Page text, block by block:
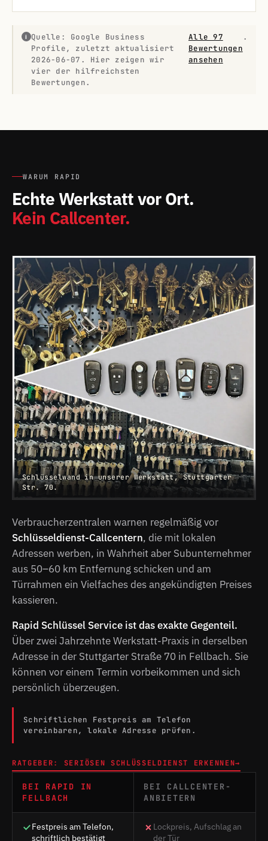
i
Quelle: Google Business
Profile, zuletzt aktualisiert
2026-06-07. Hier zeigen wir
vier der hilfreichsten
Bewertungen.
Alle 97
Bewertungen
ansehen
.
WARUM RAPID
Echte Werkstatt vor Ort.
Kein Callcenter.
Schlüsselwand in unserer Werkstatt, Stuttgarter
Str. 70.
Verbraucherzentralen warnen regelmäßig vor
Schlüsseldienst-Callcentern, die mit lokalen
Adressen werben, in Wahrheit aber Subunternehmer
aus 50–60 km Entfernung schicken und am
Türrahmen ein Vielfaches des angekündigten Preises
kassieren.
Rapid Schlüssel Service ist das exakte Gegenteil.
Über zwei Jahrzehnte Werkstatt-Praxis in derselben
Adresse in der Stuttgarter Straße 70 in Fellbach. Sie
können vor einem Termin vorbeikommen und sich
persönlich überzeugen.
Schriftlichen Festpreis am Telefon
vereinbaren, lokale Adresse prüfen.
RATGEBER: SERIÖSEN SCHLÜSSELDIENST ERKENNEN→
BEI RAPID IN
FELLBACH
BEI CALLCENTER-
ANBIETERN
Festpreis am Telefon,
schriftlich bestätigt
Lockpreis, Aufschlag an
der Tür